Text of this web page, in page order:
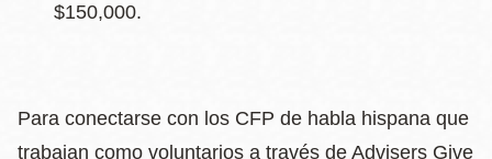
$150,000.
Para conectarse con los CFP de habla hispana que
trabajan como voluntarios a través de Advisers Give